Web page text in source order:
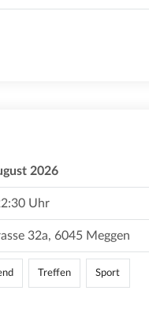
2026
Uhr
32a, 6045 Meggen
Treffen Sport